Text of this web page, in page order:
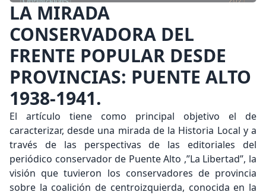
LA MIRADA
CONSERVADORA DEL
FRENTE POPULAR DESDE
PROVINCIAS: PUENTE ALTO
1938-1941.
El artículo tiene como principal objetivo el de
caracterizar, desde una mirada de la Historia Local y a
través de las perspectivas de las editoriales del
periódico conservador de Puente Alto ,”La Libertad”, la
visión que tuvieron los conservadores de provincia
sobre la coalición de centroizquierda, conocida en la